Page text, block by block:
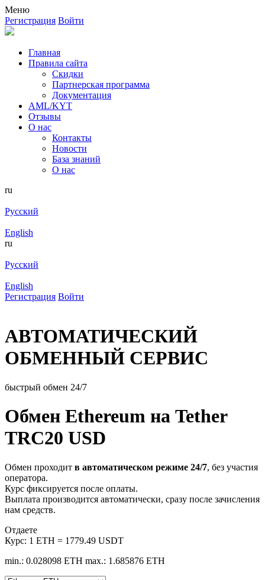
Меню
Регистрация Войти
Главная
Правила сайта
Скидки
Партнерская программа
Документация
AML/KYT
Отзывы
О нас
Контакты
Новости
База знаний
О нас
ru
Русский
English
ru
Русский
English
Регистрация Войти
АВТОМАТИЧЕСКИЙ
ОБМЕННЫЙ СЕРВИС
быстрый обмен 24/7
Обмен Ethereum на Tether
TRC20 USD
Обмен проходит в автоматическом режиме 24/7, без участия
оператора.
Курс фиксируется после оплаты.
Выплата производится автоматически, сразу после зачисления
нам средств.
Отдаете
Курс: 1 ETH = 1779.49 USDT
min.: 0.028098 ETH max.: 1.685876 ETH